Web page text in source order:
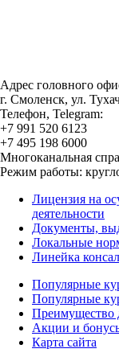
Адрес головного
г. Смоленск, ул.
Телефон, Telegram:
+7 991 520 6123
+7 495 198 6000
Многоканальная
Режим работы:
Лицензия на
деятельности
Документы,
Локальные
Линейка
Популярные
Популярные
Преимущество
Акции и
Карта сайта